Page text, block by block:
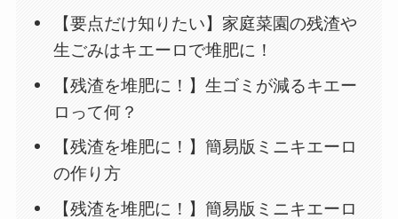
【要点だけ知りたい】家庭菜園の残渣や
生ごみはキエーロで堆肥に！
【残渣を堆肥に！】生ゴミが減るキエー
ロって何？
【残渣を堆肥に！】簡易版ミニキエーロ
の作り方
【残渣を堆肥に！】簡易版ミニキエーロ